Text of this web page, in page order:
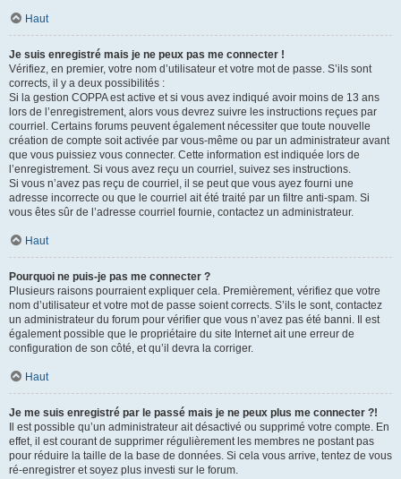
Haut
Je suis enregistré mais je ne peux pas me connecter !
Vérifiez, en premier, votre nom d’utilisateur et votre mot de passe. S’ils sont
corrects, il y a deux possibilités :
Si la gestion COPPA est active et si vous avez indiqué avoir moins de 13 ans
lors de l’enregistrement, alors vous devrez suivre les instructions reçues par
courriel. Certains forums peuvent également nécessiter que toute nouvelle
création de compte soit activée par vous-même ou par un administrateur avant
que vous puissiez vous connecter. Cette information est indiquée lors de
l’enregistrement. Si vous avez reçu un courriel, suivez ses instructions.
Si vous n’avez pas reçu de courriel, il se peut que vous ayez fourni une
adresse incorrecte ou que le courriel ait été traité par un filtre anti-spam. Si
vous êtes sûr de l’adresse courriel fournie, contactez un administrateur.
Haut
Pourquoi ne puis-je pas me connecter ?
Plusieurs raisons pourraient expliquer cela. Premièrement, vérifiez que votre
nom d’utilisateur et votre mot de passe soient corrects. S’ils le sont, contactez
un administrateur du forum pour vérifier que vous n’avez pas été banni. Il est
également possible que le propriétaire du site Internet ait une erreur de
configuration de son côté, et qu’il devra la corriger.
Haut
Je me suis enregistré par le passé mais je ne peux plus me connecter ?!
Il est possible qu’un administrateur ait désactivé ou supprimé votre compte. En
effet, il est courant de supprimer régulièrement les membres ne postant pas
pour réduire la taille de la base de données. Si cela vous arrive, tentez de vous
ré-enregistrer et soyez plus investi sur le forum.